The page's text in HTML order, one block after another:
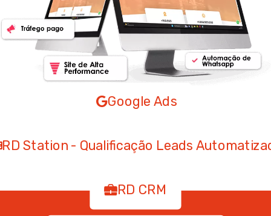
Google Ads
RD Station - Qualificação Leads
RD CRM